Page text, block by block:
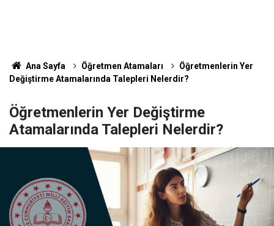
Ana Sayfa Öğretmen Atamaları
Öğretmenlerin Yer
Değiştirme Atamalarında Talepleri Nelerdir?
Öğretmenlerin Yer Değiştirme
Atamalarında Talepleri Nelerdir?